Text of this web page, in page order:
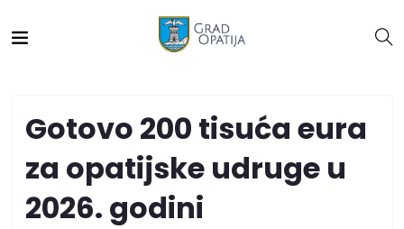
Gotovo 200 tisuća eura
za opatijske udruge u
2026. godini